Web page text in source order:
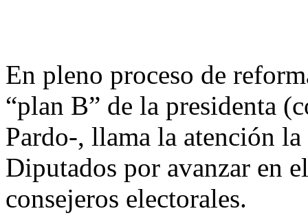
En pleno proceso de
“plan B” de la presidenta
Pardo-, llama la atención
Diputados por avanzar en
consejeros electorales.